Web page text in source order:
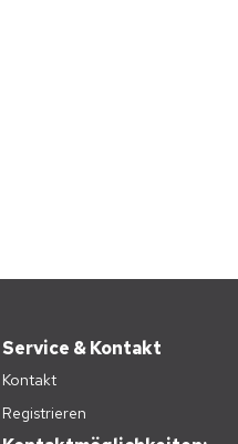
Service & Kontakt
Kontakt
Registrieren